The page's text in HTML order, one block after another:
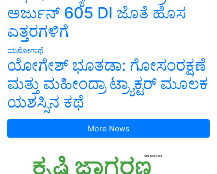
ಅರ್ಜುನ್ 605 DI ಜೊತೆ ಹೊಸ
ಎತ್ತರಗಳಿಗೆ
ಯಶೋಗಾಥೆ
ಯೋಗೇಶ್ ಭೂತಡಾ: ಗೋಸಂರಕ್ಷಣೆ
ಮತ್ತು ಮಹೀಂದ್ರಾ ಟ್ರ್ಯಾಕ್ಟರ್ ಮೂಲಕ
ಯಶಸ್ಸಿನ ಕಥೆ
More News